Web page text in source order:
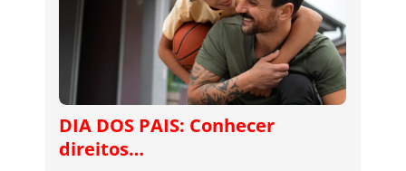
DIA DOS PAIS: Conhecer
direitos…